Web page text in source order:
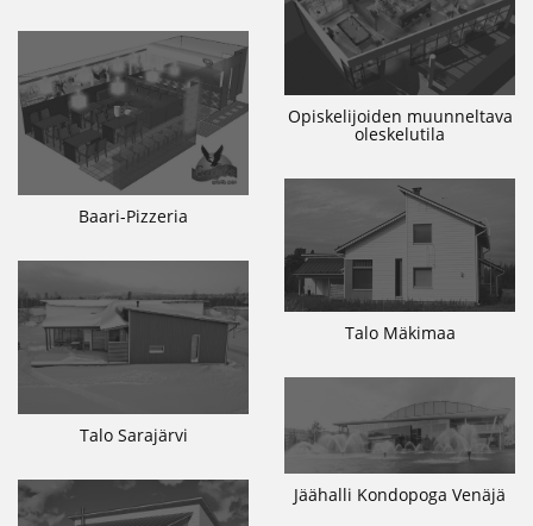
Opiskelijoiden muunneltava
oleskelutila
Baari-Pizzeria
Talo Mäkimaa
Talo Sarajärvi
Jäähalli Kondopoga Venäjä